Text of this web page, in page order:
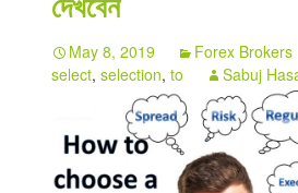
Download
Open a live account
দেখবেন
May 8, 2019 Forex Brokers
select,selection,to
Sabuj